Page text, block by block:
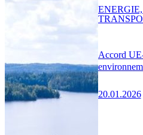
Accord
20.01.2026